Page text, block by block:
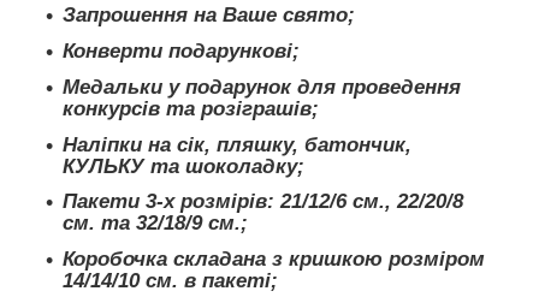
Запрошення на Ваше свято;
Конверти подарункові;
Медальки у подарунок для проведення
конкурсів та розіграшів;
Наліпки на сік, пляшку, батончик,
КУЛЬКУ та шоколадку;
Пакети 3-х розмірів: 21/12/6 см., 22/20/8
см. та 32/18/9 см.;
Коробочка складана з кришкою розміром
14/14/10 см. в пакеті;